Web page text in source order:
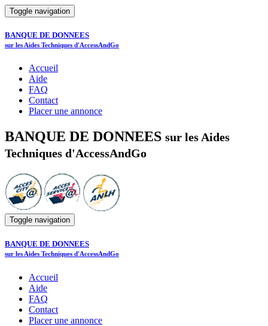
Toggle navigation
BANQUE DE DONNEES
sur les Aides Techniques d'AccessAndGo
Accueil
Aide
FAQ
Contact
Placer une annonce
BANQUE DE DONNEES sur les Aides
Techniques d'AccessAndGo
Toggle navigation
BANQUE DE DONNEES
sur les Aides Techniques d'AccessAndGo
Accueil
Aide
FAQ
Contact
Placer une annonce